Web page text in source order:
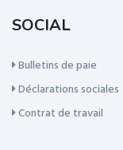
SOCIAL
Bulletins de paie
Déclarations sociales
Contrat de travail